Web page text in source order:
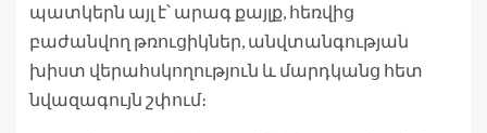
պատկերն այլ է՝ արագ քայլք, հեռվից
բաժանվող թռուցիկներ, անվտանգության
խիստ վերահսկողություն և մարդկանց հետ
նվազագույն շփում։